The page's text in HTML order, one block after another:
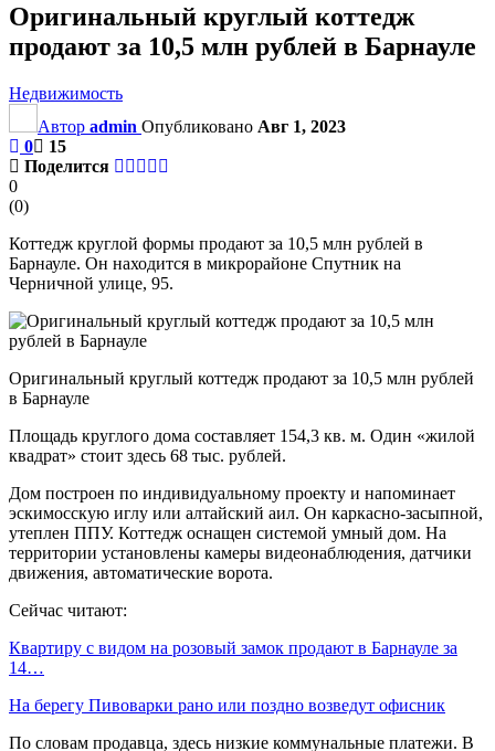
Оригинальный круглый коттедж
продают за 10,5 млн рублей в Барнауле
Недвижимость
Автор admin Опубликовано Авг 1, 2023
0
15
Поделится
0
(0)
Коттедж круглой формы продают за 10,5 млн рублей в
Барнауле. Он находится в микрорайоне Спутник на
Черничной улице, 95.
Оригинальный круглый коттедж продают за 10,5 млн рублей
в Барнауле
Площадь круглого дома составляет 154,3 кв. м. Один «жилой
квадрат» стоит здесь 68 тыс. рублей.
Дом построен по индивидуальному проекту и напоминает
эскимосскую иглу или алтайский аил. Он каркасно-засыпной,
утеплен ППУ. Коттедж оснащен системой умный дом. На
территории установлены камеры видеонаблюдения, датчики
движения, автоматические ворота.
Сейчас читают:
Квартиру с видом на розовый замок продают в Барнауле за
14…
На берегу Пивоварки рано или поздно возведут офисник
По словам продавца, здесь низкие коммунальные платежи. В